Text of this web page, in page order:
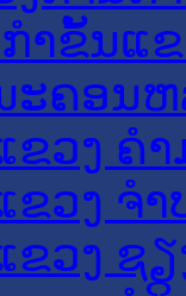
າຂັ້ນແຂ
ະ​ຄອນ​ຫ
ຂວງ ຄໍ
ຂວງ ຈໍາ
ຂວງ ຊຽ